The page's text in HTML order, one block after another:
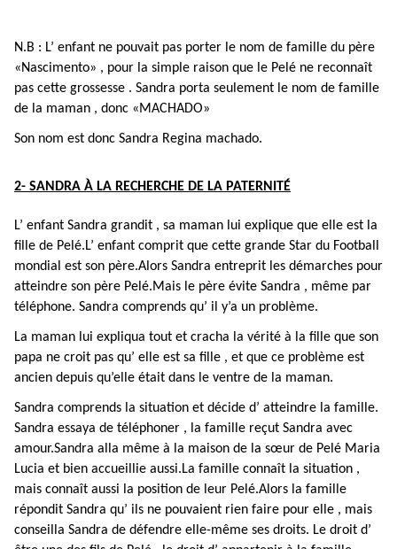
N.B : L’ enfant ne pouvait pas porter le nom de famille du père
«Nascimento» , pour la simple raison que le Pelé ne reconnaît
pas cette grossesse . Sandra porta seulement le nom de famille
de la maman , donc «MACHADO»
Son nom est donc Sandra Regina machado.
2- SANDRA À LA RECHERCHE DE LA PATERNITÉ
L’ enfant Sandra grandit , sa maman lui explique que elle est la
fille de Pelé.L’ enfant comprit que cette grande Star du Football
mondial est son père.Alors Sandra entreprit les démarches pour
atteindre son père Pelé.Mais le père évite Sandra , même par
téléphone. Sandra comprends qu’ il y’a un problème.
La maman lui expliqua tout et cracha la vérité à la fille que son
papa ne croit pas qu’ elle est sa fille , et que ce problème est
ancien depuis qu’elle était dans le ventre de la maman.
Sandra comprends la situation et décide d’ atteindre la famille.
Sandra essaya de téléphoner , la famille reçut Sandra avec
amour.Sandra alla même à la maison de la sœur de Pelé Maria
Lucia et bien accueillie aussi.La famille connaît la situation ,
mais connaît aussi la position de leur Pelé.Alors la famille
répondit Sandra qu’ ils ne pouvaient rien faire pour elle , mais
conseilla Sandra de défendre elle-même ses droits. Le droit d’